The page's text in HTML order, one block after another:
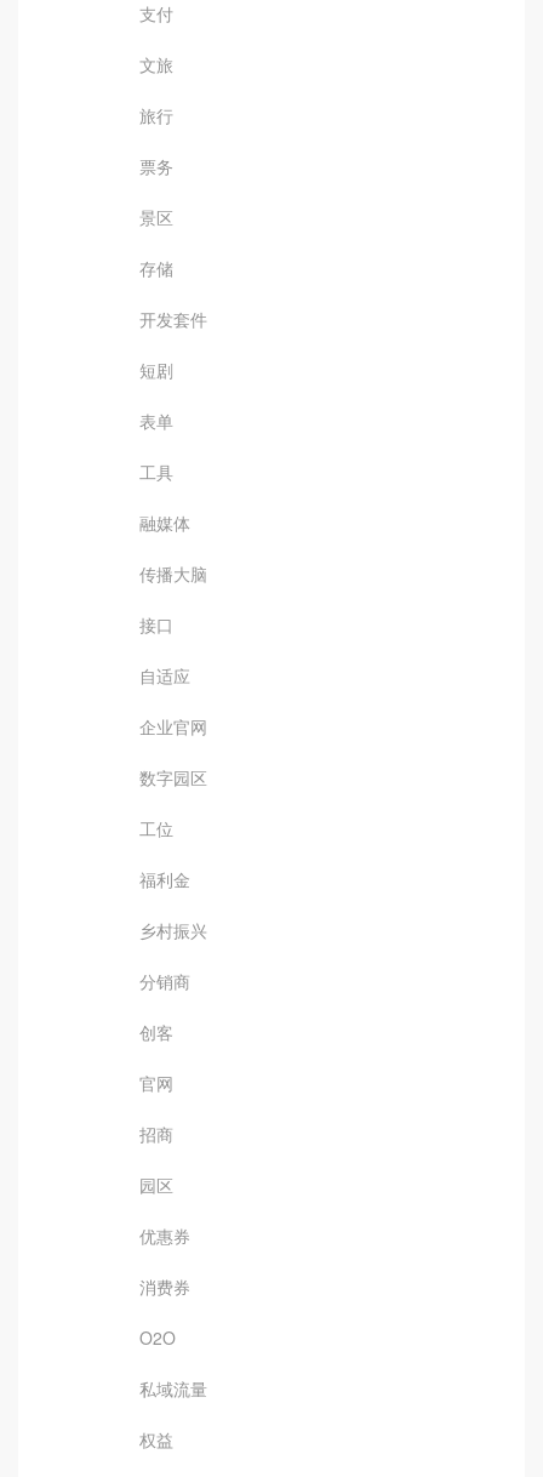
支付
文旅
旅行
票务
景区
存储
开发套件
短剧
表单
工具
融媒体
传播大脑
接口
自适应
企业官网
数字园区
工位
福利金
乡村振兴
分销商
创客
官网
招商
园区
优惠券
消费券
O2O
私域流量
权益